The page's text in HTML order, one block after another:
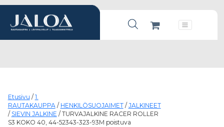
Products search
Päävalikko
Etusivu / 1.
RAUTAKAUPPA/ HENKILÖSUOJAIMET/ JALKINEET
/ SIEVIN JALKINE / TURVAJALKINE RACER ROLLER
S3 KOKO 40, 44-52343-323-93M poistuva